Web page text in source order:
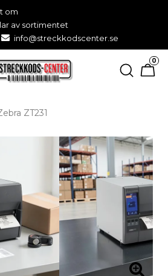
om
av sortimentet
info@streckkodscenter.se
0
ZT231